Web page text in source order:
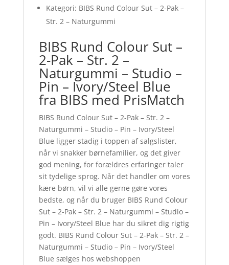
Kategori: BIBS Rund Colour Sut – 2-Pak –
Str. 2 – Naturgummi
BIBS Rund Colour Sut –
2-Pak – Str. 2 –
Naturgummi – Studio –
Pin – Ivory/Steel Blue
fra BIBS med PrisMatch
BIBS Rund Colour Sut – 2-Pak – Str. 2 –
Naturgummi – Studio – Pin – Ivory/Steel
Blue ligger stadig i toppen af salgslister,
når vi snakker børnefamilier, og det giver
god mening, for forældres erfaringer taler
sit tydelige sprog. Når det handler om vores
kære børn, vil vi alle gerne gøre vores
bedste, og når du bruger BIBS Rund Colour
Sut – 2-Pak – Str. 2 – Naturgummi – Studio –
Pin – Ivory/Steel Blue har du sikret dig rigtig
godt. BIBS Rund Colour Sut – 2-Pak – Str. 2 –
Naturgummi – Studio – Pin – Ivory/Steel
Blue sælges hos webshoppen